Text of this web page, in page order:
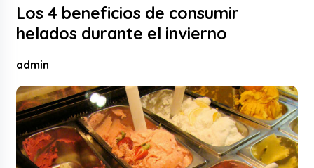
Los 4 beneficios de consumir
helados durante el invierno
admin